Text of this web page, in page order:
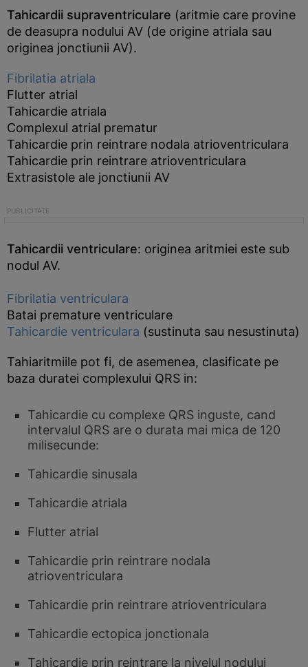
Tahicardii supraventriculare (aritmie care provine
de deasupra nodului AV (de origine atriala sau
originea jonctiunii AV).
Fibrilatia atriala
Flutter atrial
Tahicardie atriala
Complexul atrial prematur
Tahicardie prin reintrare nodala atrioventriculara
Tahicardie prin reintrare atrioventriculara
Extrasistole ale jonctiunii AV
Tahicardii ventriculare: originea aritmiei este sub
nodul AV.
Fibrilatia ventriculara
Batai premature ventriculare
Tahicardie ventriculara (sustinuta sau nesustinuta)
Tahiaritmiile pot fi, de asemenea, clasificate pe
baza duratei complexului QRS in:
Tahicardie cu complexe QRS inguste, cand
intervalul QRS are o durata mai mica de 120
milisecunde:
Tahicardie sinusala
Tahicardie atriala
Flutter atrial
Tahicardie prin reintrare nodala
atrioventriculara
Tahicardie prin reintrare atrioventriculara
Tahicardie ectopica jonctionala
Tahicardie prin reintrare la nivelul nodului